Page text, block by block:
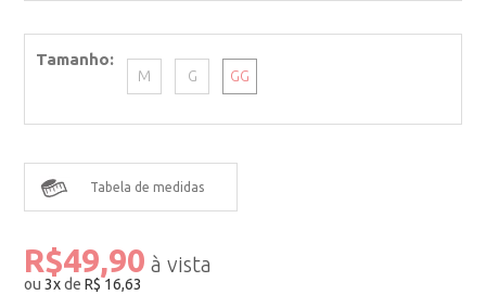
Tamanho
M G GG
Tabela de medidas
R$49,90
ou3xdeR$ 16,63